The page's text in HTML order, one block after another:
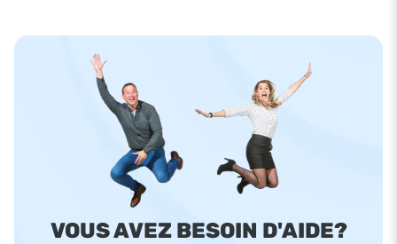
VOUS AVEZ BESOIN D'AIDE?